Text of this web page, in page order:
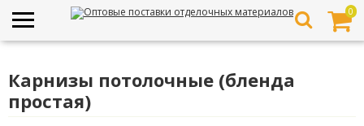
0
Карнизы потолочные (бленда
простая)